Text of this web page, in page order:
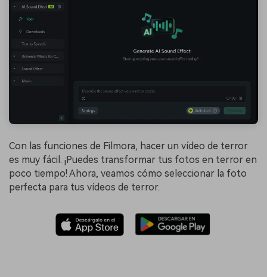
Con las funciones de Filmora, hacer un vídeo de terror
es muy fácil. ¡Puedes transformar tus fotos en terror en
poco tiempo! Ahora, veamos cómo seleccionar la foto
perfecta para tus vídeos de terror.